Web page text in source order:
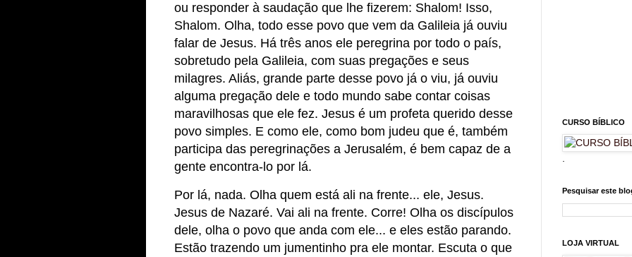
ou responder à saudação que lhe fizerem: Shalom! Isso,
Shalom. Olha, todo esse povo que vem da Galileia já ouviu
falar de Jesus. Há três anos ele peregrina por todo o país,
sobretudo pela Galileia, com suas pregações e seus
milagres. Aliás, grande parte desse povo já o viu, já ouviu
alguma pregação dele e todo mundo sabe contar coisas
maravilhosas que ele fez. Jesus é um profeta querido desse
povo simples. E como ele, como bom judeu que é, também
participa das peregrinações a Jerusalém, é bem capaz de a
gente encontra-lo por lá.
Por lá, nada. Olha quem está ali na frente... ele, Jesus.
Jesus de Nazaré. Vai ali na frente. Corre! Olha os discípulos
dele, olha o povo que anda com ele... e eles estão parando.
Estão trazendo um jumentinho pra ele montar. Escuta o que
CURSO BÍBLICO
Pesquisar este
LOJA VIRTUAL